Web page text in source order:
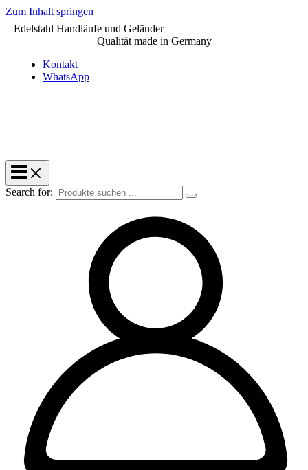
Zum Inhalt springen
Edelstahl Handläufe und Geländer
Qualität made in Germany
Kontakt
WhatsApp
Search for: